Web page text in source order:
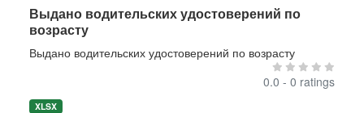
Выдано водительских удостоверений по
возрасту
Выдано водительских удостоверений по возрасту
0.0 - 0 ratings
XLSX